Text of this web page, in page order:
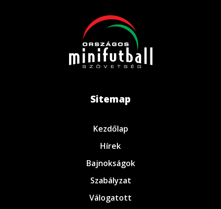
Sitemap
Kezdőlap
Hírek
Bajnokságok
Szabályzat
Válogatott